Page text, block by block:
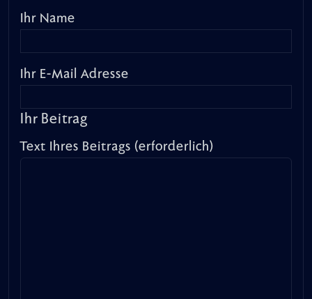
Ihr Name
Ihr E-Mail Adresse
Ihr Beitrag
Text Ihres Beitrags (erforderlich)